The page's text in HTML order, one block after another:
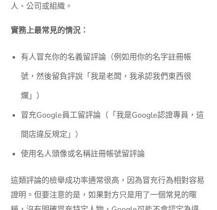
人、公司或組織。
實務上最常見的情況：
有人冒充你的名義留評論（例如用你的名字註冊帳
號，然後留負評說「我是老闆，我承認我們東西很
爛」）
冒充Google員工留評論（「我是Google認證專員，這
間店違反規定」）
使用名人頭像或名稱註冊帳號留評論
這類評論的檢舉成功率通常很高，因為冒充行為相對容易
證明。但要注意的是，如果對方只是用了一個常見的暱